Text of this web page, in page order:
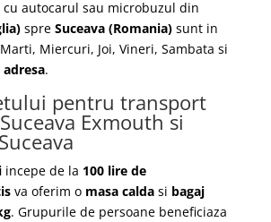
cu autocarul sau microbuzul din
spre Suceava (Romania)sunt in
Miercuri, Joi, Vineri, Sambata si
adresa.
pentru transport
Exmouth si
incepe de la 100 lire de
va oferim o masa caldasi bagaj
. Grupurile de persoane beneficiaza